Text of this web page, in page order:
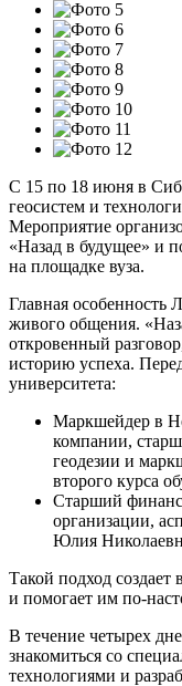
С 15 по 18 июня в
геосистем и
Мероприятие
«Назад в будущее» и
на площадке вуза.
Главная особенность
живого общения.
откровенный
историю успеха.
университета:
Маркшейдер в
компании,
геодезии и
второго курса
Старший
организации,
Юлия
Такой подход создает
и помогает им по-
В течение четырех
знакомиться со
технологиями и